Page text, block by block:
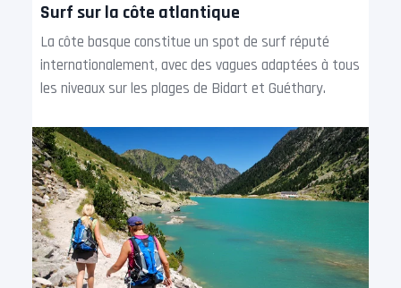
Surf sur la côte atlantique
La côte basque constitue un spot de surf réputé
internationalement, avec des vagues adaptées à tous
les niveaux sur les plages de Bidart et Guéthary.